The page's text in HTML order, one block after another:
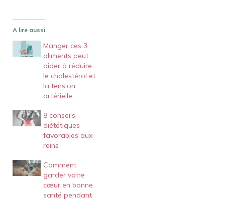
A lire aussi
Manger ces 3
aliments peut
aider à réduire
le cholestérol et
la tension
artérielle
8 conseils
diététiques
favorables aux
reins
Comment
garder votre
cœur en bonne
santé pendant